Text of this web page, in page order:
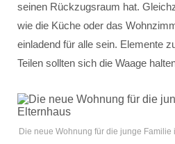
seinen Rückzugsraum hat.
wie die Küche oder das
einladend für alle sein. Elemente
Teilen sollten sich die Waage
Die neue Wohnung für die junge Familie